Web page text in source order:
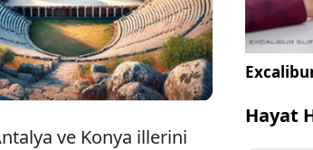
ve Konya illerini
Hayat